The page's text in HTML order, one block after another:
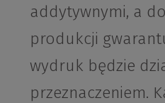
addytywnymi, a
produkcji
wydruk będzie
przeznaczeniem.